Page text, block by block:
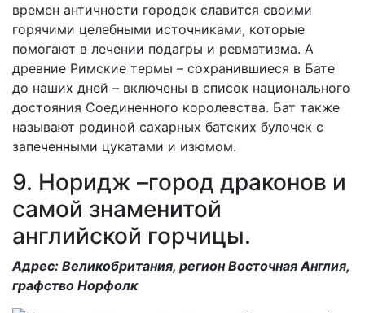
времен античности городок славится своими
горячими целебными источниками, которые
помогают в лечении подагры и ревматизма. А
древние Римские термы – сохранившиеся в Бате
до наших дней – включены в список национального
достояния Соединенного королевства. Бат также
называют родиной сахарных батских булочек с
запеченными цукатами и изюмом.
9. Норидж –город драконов и
самой знаменитой
английской горчицы.
Адрес: Великобритания, регион Восточная Англия,
графство Норфолк